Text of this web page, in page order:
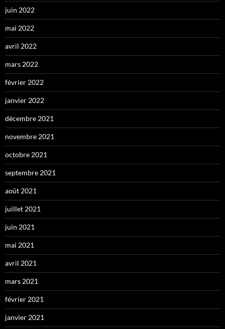
juin 2022
mai 2022
avril 2022
mars 2022
février 2022
janvier 2022
décembre 2021
novembre 2021
octobre 2021
septembre 2021
août 2021
juillet 2021
juin 2021
mai 2021
avril 2021
mars 2021
février 2021
janvier 2021